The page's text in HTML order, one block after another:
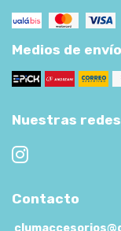
Medios de envío
Nuestras
Contacto